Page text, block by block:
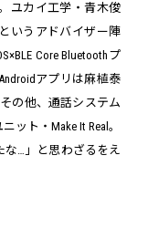
ユカイ工学・青木俊
いうアドバイザー陣
Core Bluetoothプ
アプリは麻植泰
の他、通話システム
ット・Make It Real。
な…」と思わざるをえ